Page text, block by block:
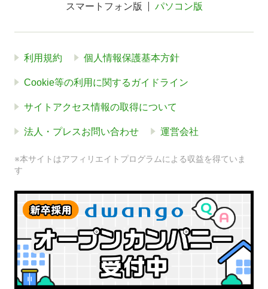
スマートフォン版 パソコン版
利用規約 個人情報保護基本方針
Cookie等の利用に関するガイドライン
サイトアクセス情報の取得について
法人・プレスお問い合わせ 運営会社
※本サイトはアフィリエイトプログラムによる収益を得ていま
す